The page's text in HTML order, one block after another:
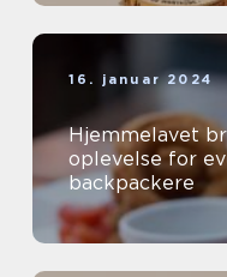
16. januar 2024
Hjemmelavet brunch En
oplevelse for
backpackere